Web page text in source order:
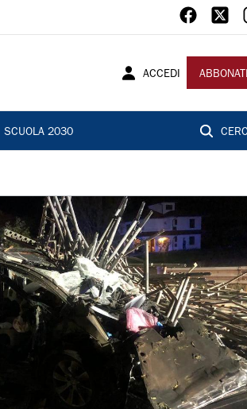
ACCEDI ABBONATI
SCUOLA 2030